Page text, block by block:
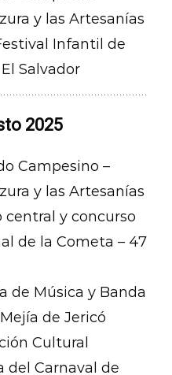
y las Artesanías
Infantil de
Salvador
2025
Campesino –
y las Artesanías
central y concurso
de la Cometa – 47
de Música y Banda
de Jericó
Cultural
del Carnaval de